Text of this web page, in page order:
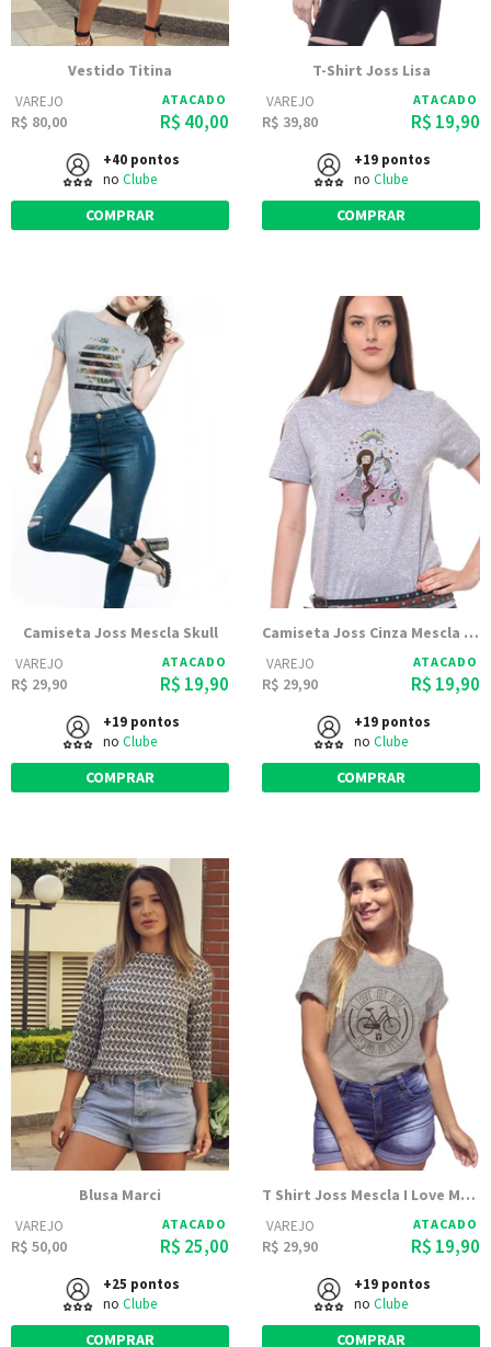
Vestido Titina
VAREJO
R$ 80,00
ATACADO
R$ 40,00
+40 pontos
no Clube
COMPRAR
T-Shirt Joss Lisa
VAREJO
R$ 39,80
ATACADO
R$ 19,90
+19 pontos
no Clube
COMPRAR
Camiseta Joss Mescla Skull
VAREJO
R$ 29,90
ATACADO
R$ 19,90
+19 pontos
no Clube
COMPRAR
Camiseta Joss Cinza Mescla Estampada Take Me To
VAREJO
R$ 29,90
ATACADO
R$ 19,90
+19 pontos
no Clube
COMPRAR
Blusa Marci
VAREJO
R$ 50,00
ATACADO
R$ 25,00
+25 pontos
no Clube
COMPRAR
T Shirt Joss Mescla I Love My Bike
VAREJO
R$ 29,90
ATACADO
R$ 19,90
+19 pontos
no Clube
COMPRAR